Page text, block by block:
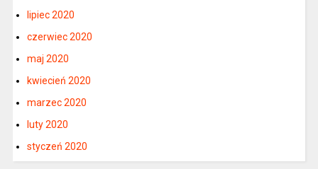
lipiec 2020
czerwiec 2020
maj 2020
kwiecień 2020
marzec 2020
luty 2020
styczeń 2020